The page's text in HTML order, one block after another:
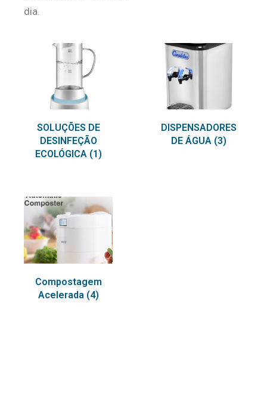
dia.
SOLUÇÕES DE
DESINFEÇÃO
ECOLÓGICA (1)
DISPENSADORES
DE ÁGUA (3)
Compostagem
Acelerada (4)